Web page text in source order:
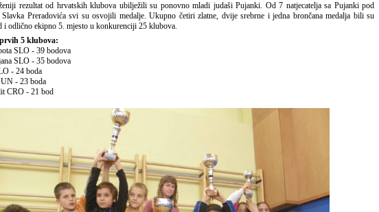
od hrvatskih klubova ubilježili su ponovno mladi judaši Pujanki. Od 7 natjecatelja sa Pujanki pod
Slavka Preradovića svi su osvojili medalje. Ukupno četiri zlatne, dvije srebrne i jedna brončana medalja bili su
i odlično ekipno 5. mjesto u konkurenciji 25 klubova.
5 klubova:
SLO - 39 bodova
SLO - 35 bodova
- 24 boda
- 23 boda
CRO - 21 bod